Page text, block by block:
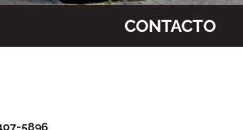
CONTACTO
5896